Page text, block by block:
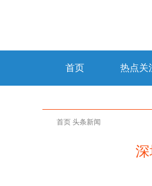
首页 热点关
首页 头条新闻